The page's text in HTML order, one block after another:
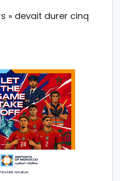
» devait durer cinq